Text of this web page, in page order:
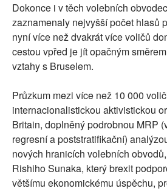
Dokonce i v těch volebních
zaznamenaly nejvyšší počet hlasů
nyní více než dvakrát více voličů
cestou vpřed je jít opačným
vztahy s Bruselem.
Průzkum mezi více než 10 000
internacionalistickou aktivistickou
Britain, doplněný podrobnou MRP
regresní a poststratifikační)
nových hranicích volebních
Rishiho Sunaka, který brexit
většímu ekonomickému úspěchu,